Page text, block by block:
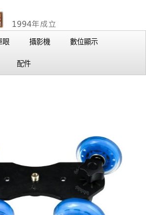
眼 攝影機 數位顯示
配件